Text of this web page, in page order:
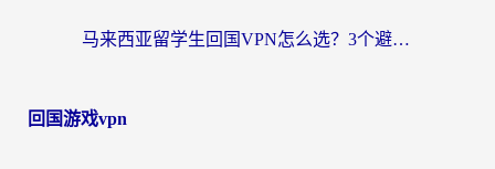
马来西亚留学生回国VPN怎么选？3个避坑点+1款实测好用的加速器推荐
回国游戏vpn